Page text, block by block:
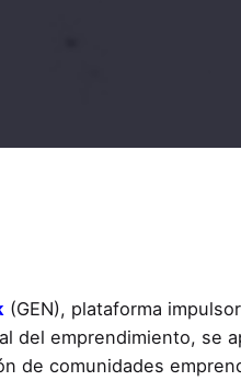
(GEN), plataforma
del emprendimiento, se
de comunidades